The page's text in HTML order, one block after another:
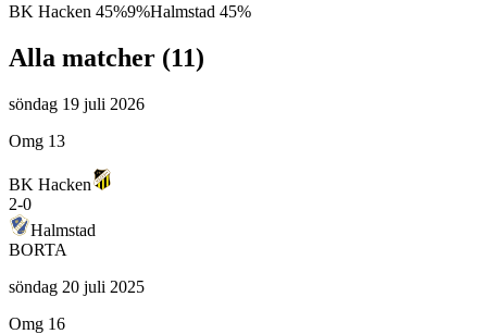
BK Hacken 45%9%Halmstad 45%
Alla matcher (11)
söndag 19 juli 2026
Omg 13
BK Hacken
2-0
Halmstad
BORTA
söndag 20 juli 2025
Omg 16